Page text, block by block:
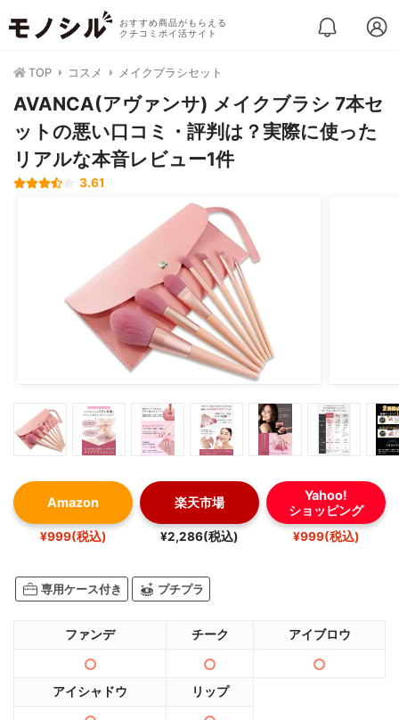
おすすめ商品がもらえる
クチコミポイ活サイト
TOP コスメ メイクブラシセット
AVANCA(アヴァンサ) メイクブラシ 7本セ
ットの悪い口コミ・評判は？実際に使った
リアルな本音レビュー1件
3.61
Amazon
¥999(税込)
楽天市場
¥2,286(税込)
Yahoo!
ショッピング
¥999(税込)
専用ケース付き プチプラ
ファンデ チーク アイブロウ
アイシャドウ リップ